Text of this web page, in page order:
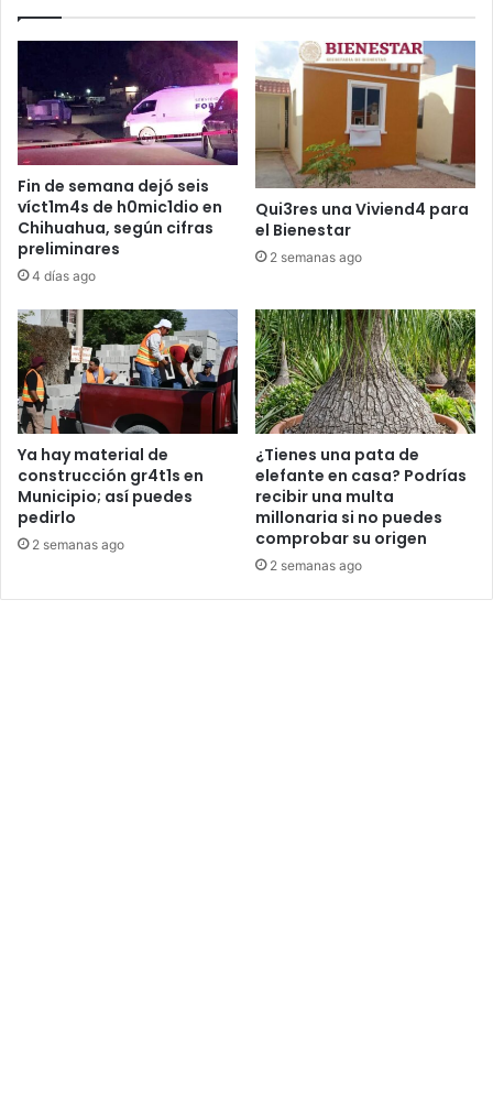
Fin de semana dejó seis
víct1m4s de h0mic1dio en
Chihuahua, según cifras
preliminares
4 días ago
Qui3res una Viviend4 para
el Bienestar
2 semanas ago
Ya hay material de
construcción gr4t1s en
Municipio; así puedes
pedirlo
2 semanas ago
¿Tienes una pata de
elefante en casa? Podrías
recibir una multa
millonaria si no puedes
comprobar su origen
2 semanas ago